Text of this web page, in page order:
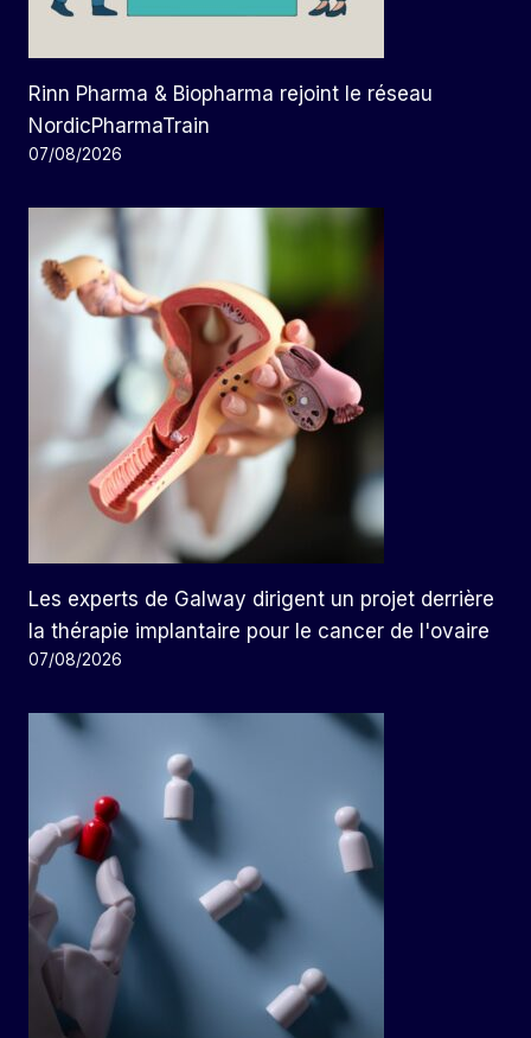
Rinn Pharma & Biopharma rejoint le réseau
NordicPharmaTrain
07/08/2026
Les experts de Galway dirigent un projet derrière
la thérapie implantaire pour le cancer de l'ovaire
07/08/2026